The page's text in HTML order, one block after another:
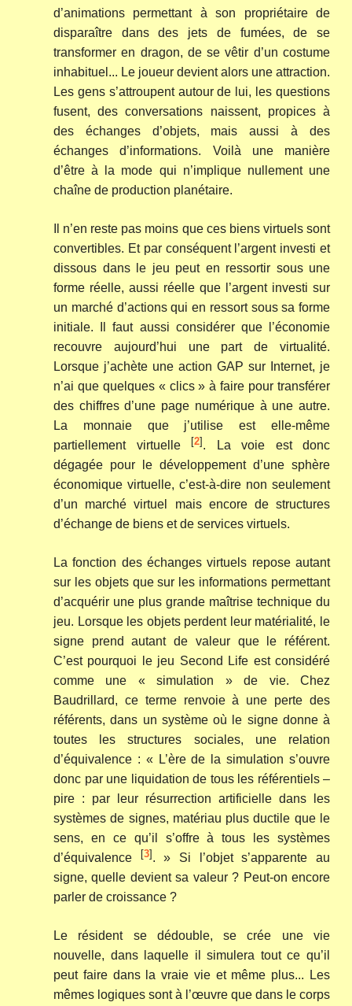
d’animations permettant à son propriétaire de
disparaître dans des jets de fumées, de se
transformer en dragon, de se vêtir d’un costume
inhabituel... Le joueur devient alors une attraction.
Les gens s’attroupent autour de lui, les questions
fusent, des conversations naissent, propices à
des échanges d’objets, mais aussi à des
échanges d’informations. Voilà une manière
d’être à la mode qui n’implique nullement une
chaîne de production planétaire.
Il n’en reste pas moins que ces biens virtuels sont
convertibles. Et par conséquent l’argent investi et
dissous dans le jeu peut en ressortir sous une
forme réelle, aussi réelle que l’argent investi sur
un marché d’actions qui en ressort sous sa forme
initiale. Il faut aussi considérer que l’économie
recouvre aujourd’hui une part de virtualité.
Lorsque j’achète une action GAP sur Internet, je
n’ai que quelques « clics » à faire pour transférer
des chiffres d’une page numérique à une autre.
La monnaie que j’utilise est elle-même
partiellement virtuelle [2]. La voie est donc
dégagée pour le développement d’une sphère
économique virtuelle, c’est-à-dire non seulement
d’un marché virtuel mais encore de structures
d’échange de biens et de services virtuels.
La fonction des échanges virtuels repose autant
sur les objets que sur les informations permettant
d’acquérir une plus grande maîtrise technique du
jeu. Lorsque les objets perdent leur matérialité, le
signe prend autant de valeur que le référent.
C’est pourquoi le jeu Second Life est considéré
comme une « simulation » de vie. Chez
Baudrillard, ce terme renvoie à une perte des
référents, dans un système où le signe donne à
toutes les structures sociales, une relation
d’équivalence : « L’ère de la simulation s’ouvre
donc par une liquidation de tous les référentiels –
pire : par leur résurrection artificielle dans les
systèmes de signes, matériau plus ductile que le
sens, en ce qu’il s’offre à tous les systèmes
d’équivalence [3]. » Si l’objet s’apparente au
signe, quelle devient sa valeur ? Peut-on encore
parler de croissance ?
Le résident se dédouble, se crée une vie
nouvelle, dans laquelle il simulera tout ce qu’il
peut faire dans la vraie vie et même plus... Les
mêmes logiques sont à l’œuvre que dans le corps